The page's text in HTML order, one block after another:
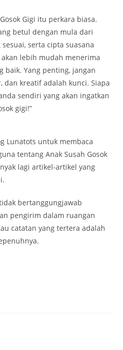
Gigi itu perkara biasa.
betul dengan mula dari
serta cipta suasana
lebih mudah menerima
baik. Yang penting, jangan
dan kreatif adalah kunci. Siapa
sendiri yang akan ingatkan
gigi!”
Lunatots untuk membaca
tentang Anak Susah Gosok
lagi artikel-artikel yang
bertanggungjawab
pengirim dalam ruangan
catatan yang tertera adalah